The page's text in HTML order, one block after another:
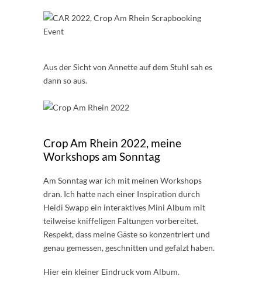
Aus der Sicht von Annette auf dem Stuhl sah es
dann so aus.
Crop Am Rhein 2022, meine
Workshops am Sonntag
Am Sonntag war ich mit meinen Workshops
dran. Ich hatte nach einer Inspiration durch
Heidi Swapp ein interaktives Mini Album mit
teilweise kniffeligen Faltungen vorbereitet.
Respekt, dass meine Gäste so konzentriert und
genau gemessen, geschnitten und gefalzt haben.
Hier ein kleiner Eindruck vom Album.